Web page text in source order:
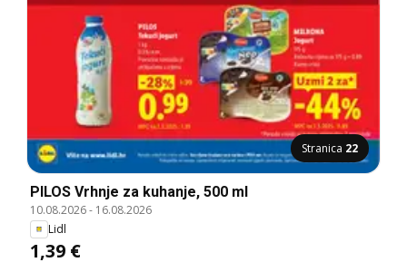
Stranica 22
PILOS Vrhnje za kuhanje, 500 ml
10.08.2026- 16.08.2026
Lidl
1,39 €